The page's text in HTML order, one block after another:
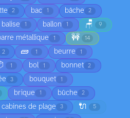
2 bac 1 bâche 2
balise 1 ballon 1 🪑 9
métallique 1 🚧 14
2 🧱 1 beurre 1
1 bol 1 bonnet 2
3 bouquet 1
brique 1 bûche 2
cabines de plage 3 🔌 5